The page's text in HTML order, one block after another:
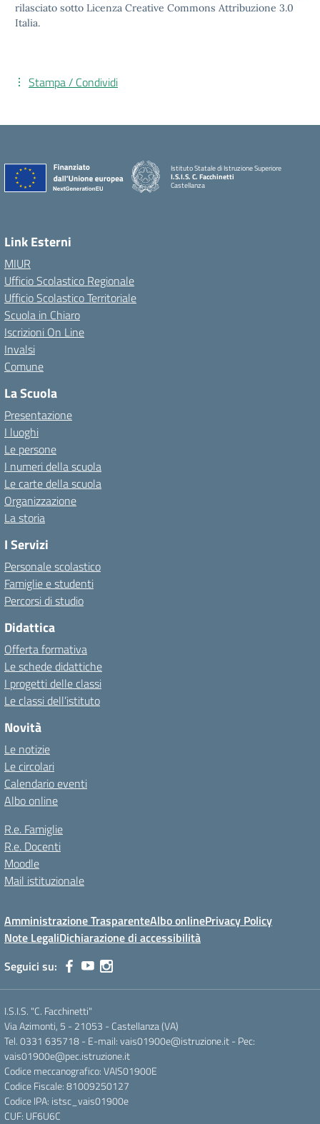
rilasciato sotto Licenza Creative Commons Attribuzione 3.0
Italia.
Stampa / Condividi
Istituto Statale di Istruzione Superiore
I.S.I.S. C. Facchinetti
Castellanza
Link Esterni
MIUR
Ufficio Scolastico Regionale
Ufficio Scolastico Territoriale
Scuola in Chiaro
Iscrizioni On Line
Invalsi
Comune
La Scuola
Presentazione
I luoghi
Le persone
I numeri della scuola
Le carte della scuola
Organizzazione
La storia
I Servizi
Personale scolastico
Famiglie e studenti
Percorsi di studio
Didattica
Offerta formativa
Le schede didattiche
I progetti delle classi
Le classi dell’istituto
Novità
Le notizie
Le circolari
Calendario eventi
Albo online
R.e. Famiglie
R.e. Docenti
Moodle
Mail istituzionale
Amministrazione TrasparenteAlbo onlinePrivacy Policy
Note LegaliDichiarazione di accessibilità
Seguici su:
I.S.I.S. "C. Facchinetti"
Via Azimonti, 5 - 21053 - Castellanza (VA)
Tel. 0331 635718 - E-mail: vais01900e@istruzione.it - Pec:
vais01900e@pec.istruzione.it
Codice meccanografico: VAIS01900E
Codice Fiscale: 81009250127
Codice IPA: istsc_vais01900e
CUF: UF6U6C